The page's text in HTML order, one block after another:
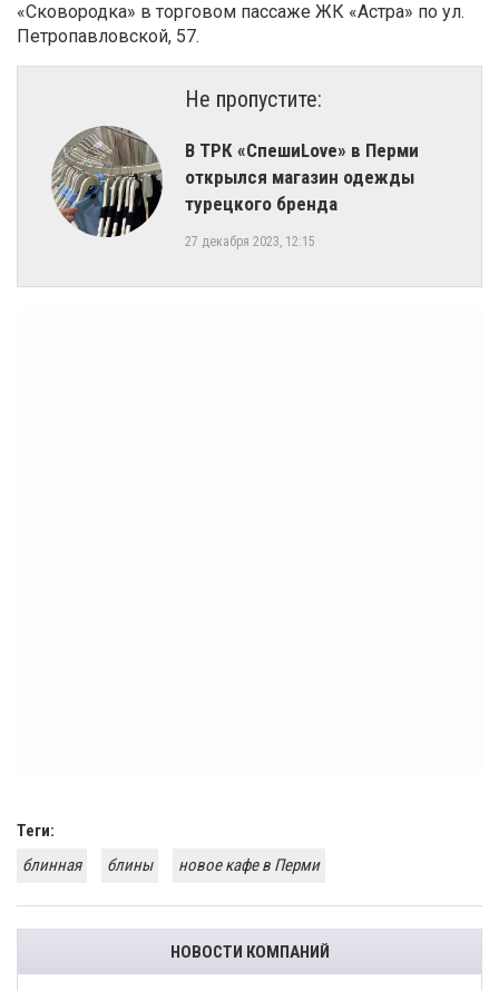
«Сковородка» в торговом пассаже ЖК «Астра» по ул.
Петропавловской, 57.
Не пропустите:
В ТРК «СпешиLove» в Перми
открылся магазин одежды
турецкого бренда
27 декабря 2023, 12:15
Теги:
блинная
блины новое кафе в Перми
НОВОСТИ КОМПАНИЙ